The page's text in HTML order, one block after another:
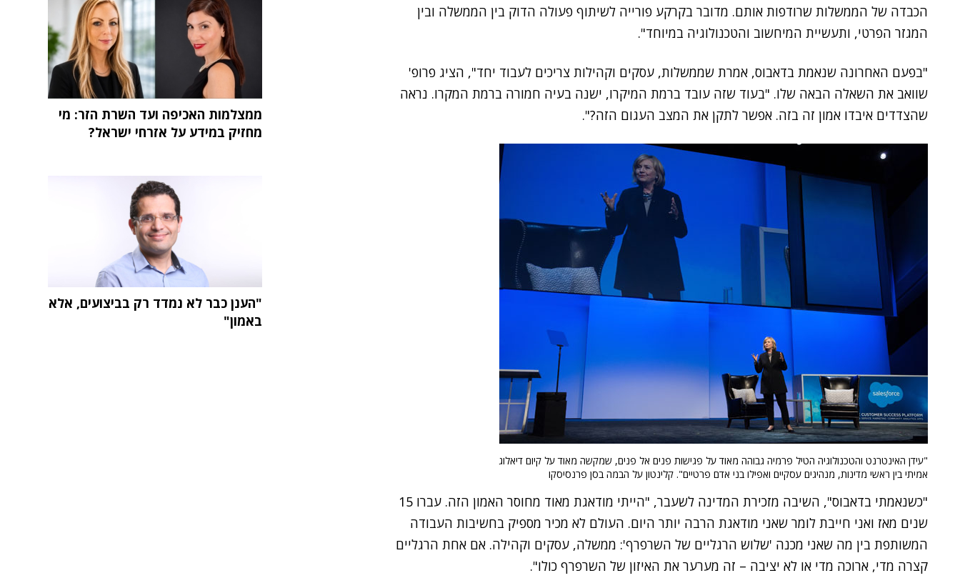
הכבדה של הממשלות שרודפות אותם. מדובר בקרקע פורייה לשיתוף פעולה הדוק בין הממשלה ובין
המגזר הפרטי, ותעשיית המיחשוב והטכנולוגיה במיוחד".
"בפעם האחרונה שנאמת בדאבוס, אמרת שממשלות, עסקים וקהילות צריכים לעבוד יחד", הציג פרופ'
שוואב את השאלה הבאה שלו. "בעוד שזה עובד ברמת המיקרו, ישנה בעיה חמורה ברמת המקרו. נראה
שהצדדים איבדו אמון זה בזה. אפשר לתקן את המצב העגום הזה?".
"עידן האינטרנט והטכנולוגיה הטיל פרמיה גבוהה מאוד על פגישות פנים אל פנים, שמקשה מאוד על קיום דיאלוג
אמיתי בין ראשי מדינות, מנהיגים עסקיים ואפילו בני אדם פרטיים". קלינטון על הבמה בסן פרנסיסקו
"כשנאמתי בדאבוס", השיבה מזכירת המדינה לשעבר, "הייתי מודאגת מאוד מחוסר האמון הזה. עברו 15
שנים מאז ואני חייבת לומר שאני מודאגת הרבה יותר היום. העולם לא מכיר מספיק בחשיבות העבודה
המשותפת בין מה שאני מכנה 'שלוש הרגליים של השרפרף': ממשלה, עסקים וקהילה. אם אחת הרגליים
קצרה מדי, ארוכה מדי או לא יציבה – זה מערער את האיזון של השרפרף כולו".
ממצלמות האכיפה ועד השרת הזר: מי
מחזיק במידע על אזרחי ישראל?
"הענן כבר לא נמדד רק בביצועים, אלא
באמון"